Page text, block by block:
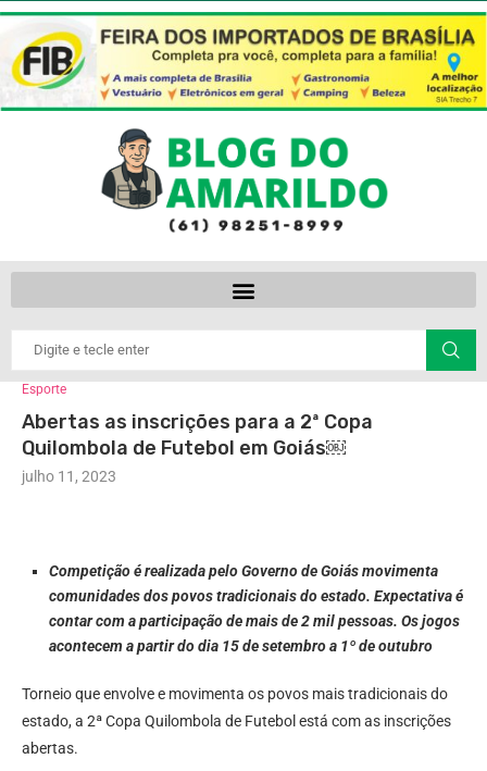
Esporte
Abertas as inscrições para a 2ª Copa
Quilombola de Futebol em Goiás￼
julho 11, 2023
Competição é realizada pelo Governo de Goiás movimenta
comunidades dos povos tradicionais do estado. Expectativa é
contar com a participação de mais de 2 mil pessoas. Os jogos
acontecem a partir do dia 15 de setembro a 1º de outubro
Torneio que envolve e movimenta os povos mais tradicionais do
estado, a 2ª Copa Quilombola de Futebol está com as inscrições
abertas.